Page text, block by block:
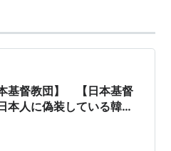
1968年10月に沖縄キリスト
して今日に至っている。
基督教団】 【日本基督
本人に偽装している韓国